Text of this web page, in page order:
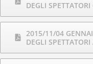
DEGLI
2015/11/04
DEGLI